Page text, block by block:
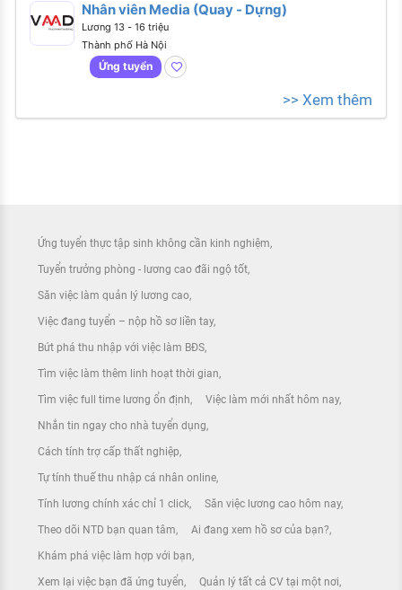
Nhân viên Media (Quay - Dựng)
Lương 13 - 16 triệu
Thành phố Hà Nội
Ứng tuyển
>> Xem thêm
Ứng tuyển thực tập sinh không cần kinh nghiệm
Tuyển trưởng phòng - lương cao đãi ngộ tốt
Săn việc làm quản lý lương cao
Việc đang tuyển – nộp hồ sơ liền tay
Bứt phá thu nhập với việc làm BĐS
Tìm việc làm thêm linh hoạt thời gian
Tìm việc full time lương ổn định Việc làm mới nhất hôm nay
Nhắn tin ngay cho nhà tuyển dụng
Cách tính trợ cấp thất nghiệp
Tự tính thuế thu nhập cá nhân online
Tính lương chính xác chỉ 1 click Săn việc lương cao hôm nay
Theo dõi NTD bạn quan tâm Ai đang xem hồ sơ của bạn?
Khám phá việc làm hợp với bạn
Xem lại việc bạn đã ứng tuyển Quản lý tất cả CV tại một nơi